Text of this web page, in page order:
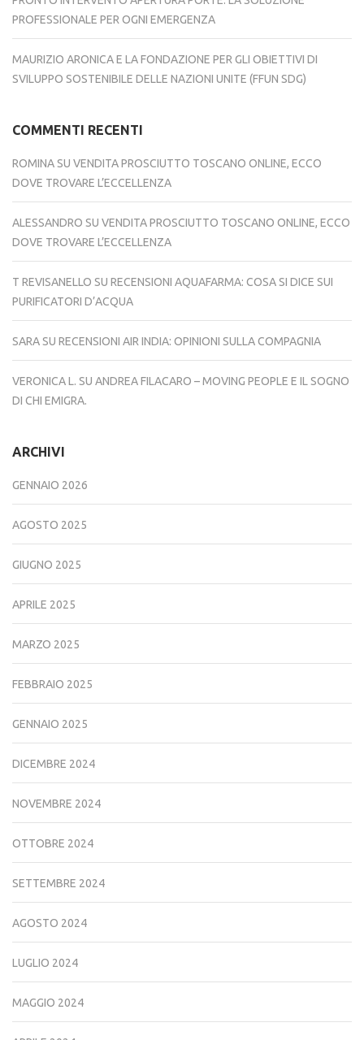
PROFESSIONALE PER OGNI EMERGENZA
MAURIZIO ARONICA E LA FONDAZIONE PER GLI OBIETTIVI DI
SVILUPPO SOSTENIBILE DELLE NAZIONI UNITE (FFUN SDG)
COMMENTI RECENTI
ROMINA SU VENDITA PROSCIUTTO TOSCANO ONLINE, ECCO
DOVE TROVARE L’ECCELLENZA
ALESSANDRO SU VENDITA PROSCIUTTO TOSCANO ONLINE, ECCO
DOVE TROVARE L’ECCELLENZA
T REVISANELLO SU RECENSIONI AQUAFARMA: COSA SI DICE SUI
PURIFICATORI D’ACQUA
SARA SU RECENSIONI AIR INDIA: OPINIONI SULLA COMPAGNIA
VERONICA L. SU ANDREA FILACARO – MOVING PEOPLE E IL SOGNO
DI CHI EMIGRA.
ARCHIVI
GENNAIO 2026
AGOSTO 2025
GIUGNO 2025
APRILE 2025
MARZO 2025
FEBBRAIO 2025
GENNAIO 2025
DICEMBRE 2024
NOVEMBRE 2024
OTTOBRE 2024
SETTEMBRE 2024
AGOSTO 2024
LUGLIO 2024
MAGGIO 2024